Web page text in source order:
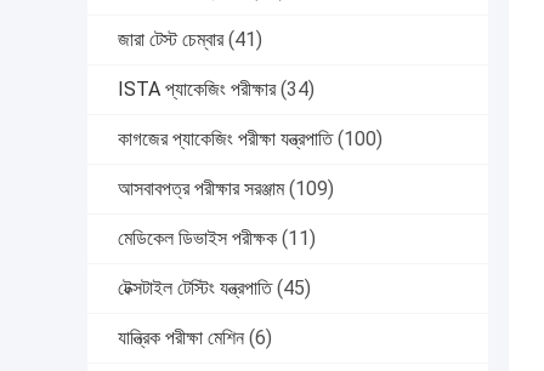
জারা টেস্ট চেম্বার (41)
ISTA প্যাকেজিং পরীক্ষার (34)
কাগজের প্যাকেজিং পরীক্ষা যন্ত্রপাতি (100)
আসবাবপত্র পরীক্ষার সরঞ্জাম (109)
মেডিকেল ডিভাইস পরীক্ষক (11)
টেক্সটাইল টেস্টিং যন্ত্রপাতি (45)
যান্ত্রিক পরীক্ষা মেশিন (6)